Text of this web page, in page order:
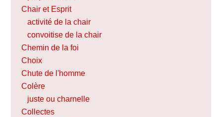
Chair et Esprit
activité de la chair
convoitise de la chair
Chemin de la foi
Choix
Chute de l'homme
Colère
juste ou charnelle
Collectes